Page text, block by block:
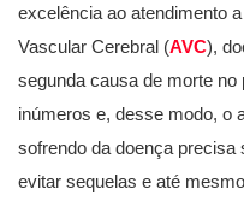
excelência ao atendimento
Vascular Cerebral (AVC),
segunda causa de morte
inúmeros e, desse modo, o
sofrendo da doença precisa
evitar sequelas e até